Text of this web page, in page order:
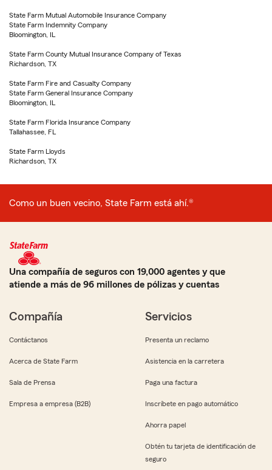
State Farm Mutual Automobile Insurance Company
State Farm Indemnity Company
Bloomington, IL
State Farm County Mutual Insurance Company of Texas
Richardson, TX
State Farm Fire and Casualty Company
State Farm General Insurance Company
Bloomington, IL
State Farm Florida Insurance Company
Tallahassee, FL
State Farm Lloyds
Richardson, TX
Como un buen vecino, State Farm está ahí.®
Una compañía de seguros con 19,000 agentes y que
atiende a más de 96 millones de pólizas y cuentas
Compañía
Contáctanos
Acerca de State Farm
Sala de Prensa
Empresa a empresa (B2B)
Servicios
Presenta un reclamo
Asistencia en la carretera
Paga una factura
Inscríbete en pago automático
Ahorra papel
Obtén tu tarjeta de identificación de
seguro